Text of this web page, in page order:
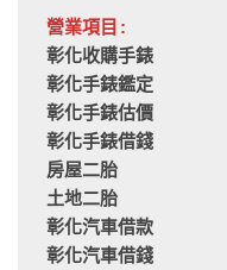
營業項目:
彰化收購手錶
彰化手錶鑑定
彰化手錶估價
彰化手錶借錢
房屋二胎
土地二胎
彰化汽車借款
彰化汽車借錢